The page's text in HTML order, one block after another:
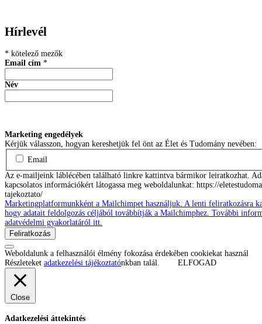
Hírlevél
* kötelező mezők
Email cím *
Név
Marketing engedélyek
Kérjük válasszon, hogyan kereshetjük fel önt az Élet és Tudomány nevében:
Email
Az e-mailjeink láblécében található linkre kattintva bármikor leiratkozhat.
kapcsolatos információkért látogassa meg weboldalunkat: https://
tajekoztato/
Marketingplatformunkként a Mailchimpet használjuk. A lenti feliratkozásra
hogy adatait feldolgozás céljából továbbítják a Mailchimphez. További
adatvédelmi gyakorlatáról itt.
Weboldalunk a felhasználói élmény fokozása érdekében cookiekat használ
Részleteket adatkezelési tájékoztatónkban talál. ELFOGAD
Close
Adatkezelési áttekintés